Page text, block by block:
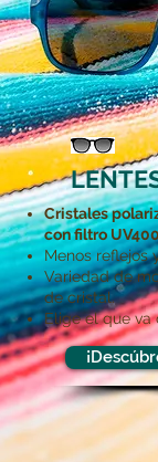
Cristales
con filtro
Menos reflejos
Variedad de
de cristal.
Elige el que va